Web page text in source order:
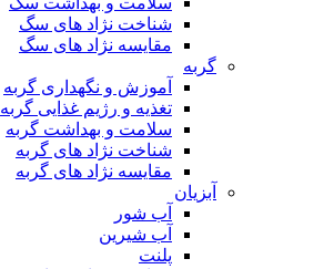
شناخت نژاد های سگ
مقایسه نژاد های سگ
گربه
آموزش و نگهداری گربه
تغذیه و رژیم غذایی گربه
سلامت و بهداشت گربه
شناخت نژاد های گربه
مقایسه نژاد های گربه
آبزیان
آب شور
آب شیرین
پلنت